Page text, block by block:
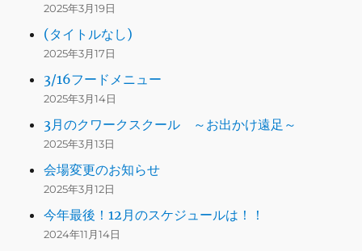
2025年3月19日
(タイトルなし)
2025年3月17日
3/16フードメニュー
2025年3月14日
3月のクワークスクール ～お出かけ遠足～
2025年3月13日
会場変更のお知らせ
2025年3月12日
今年最後！12月のスケジュールは！！
2024年11月14日